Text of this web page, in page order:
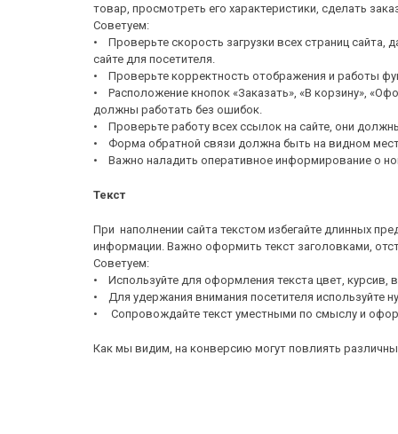
товар, просмотреть его характеристики, сделать
Советуем:
• Проверьте скорость загрузки всех страниц сайта,
сайте для посетителя.
• Проверьте корректность отображения и работы
• Расположение кнопок «Заказать», «В корзину»,
должны работать без ошибок.
• Проверьте работу всех ссылок на сайте, они
• Форма обратной связи должна быть на видном
• Важно наладить оперативное информирование о
Текст
При наполнении сайта текстом избегайте длинных
информации. Важно оформить текст заголовками,
Советуем:
• Используйте для оформления текста цвет,
• Для удержания внимания посетителя используйте
• Сопровождайте текст уместными по смыслу и
Как мы видим, на конверсию могут повлиять